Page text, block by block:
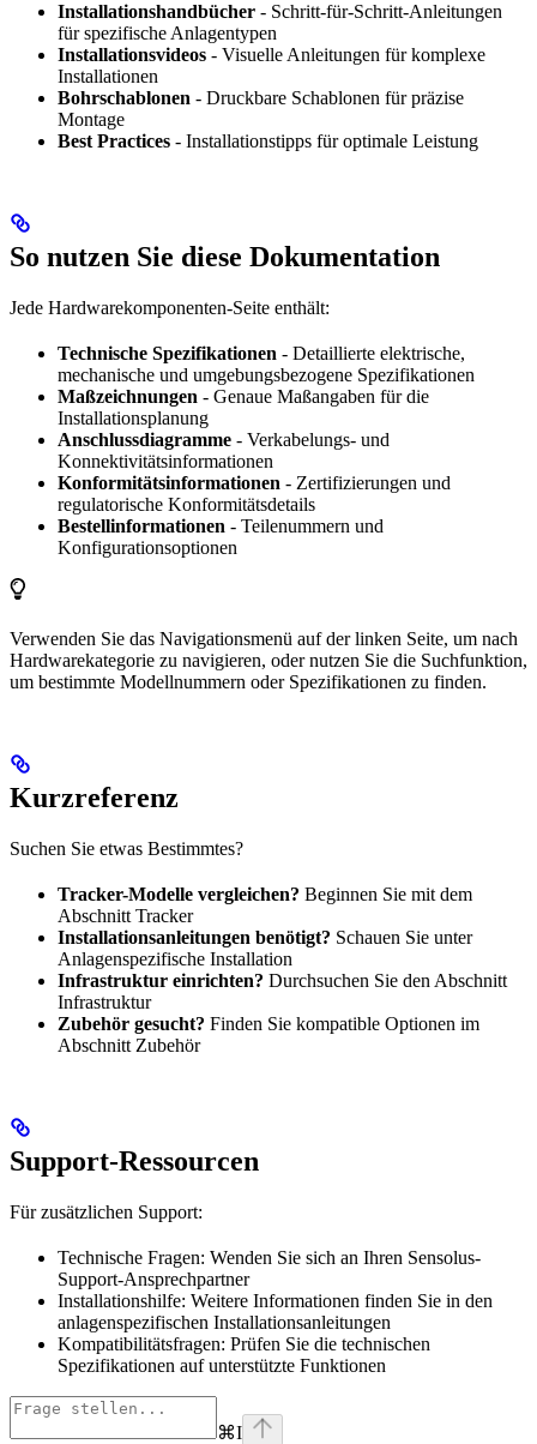
Installationshandbücher - Schritt-für-Schritt-Anleitungen
für spezifische Anlagentypen
Installationsvideos - Visuelle Anleitungen für komplexe
Installationen
Bohrschablonen - Druckbare Schablonen für präzise
Montage
Best Practices - Installationstipps für optimale Leistung
So nutzen Sie diese Dokumentation
Jede Hardwarekomponenten-Seite enthält:
Technische Spezifikationen - Detaillierte elektrische,
mechanische und umgebungsbezogene Spezifikationen
Maßzeichnungen - Genaue Maßangaben für die
Installationsplanung
Anschlussdiagramme - Verkabelungs- und
Konnektivitätsinformationen
Konformitätsinformationen - Zertifizierungen und
regulatorische Konformitätsdetails
Bestellinformationen - Teilenummern und
Konfigurationsoptionen
Verwenden Sie das Navigationsmenü auf der linken Seite, um nach
Hardwarekategorie zu navigieren, oder nutzen Sie die Suchfunktion,
um bestimmte Modellnummern oder Spezifikationen zu finden.
Kurzreferenz
Suchen Sie etwas Bestimmtes?
Tracker-Modelle vergleichen? Beginnen Sie mit dem
Abschnitt Tracker
Installationsanleitungen benötigt? Schauen Sie unter
Anlagenspezifische Installation
Infrastruktur einrichten? Durchsuchen Sie den Abschnitt
Infrastruktur
Zubehör gesucht? Finden Sie kompatible Optionen im
Abschnitt Zubehör
Support-Ressourcen
Für zusätzlichen Support:
Technische Fragen: Wenden Sie sich an Ihren Sensolus-
Support-Ansprechpartner
Installationshilfe: Weitere Informationen finden Sie in den
anlagenspezifischen Installationsanleitungen
Kompatibilitätsfragen: Prüfen Sie die technischen
Spezifikationen auf unterstützte Funktionen
⌘I